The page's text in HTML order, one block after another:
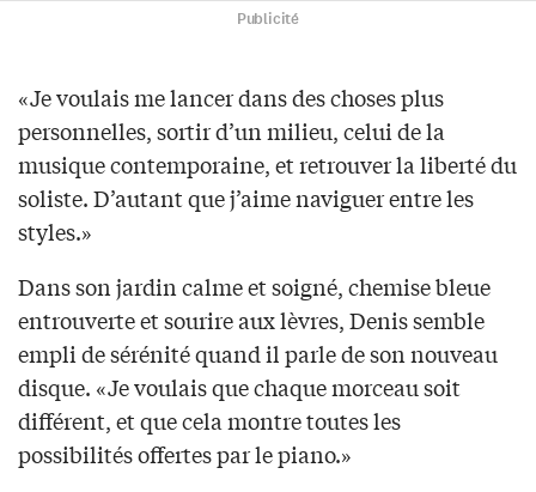
Publicité
«Je voulais me lancer dans des choses plus
personnelles, sortir d’un milieu, celui de la
musique contemporaine, et retrouver la liberté du
soliste. D’autant que j’aime naviguer entre les
styles.»
Dans son jardin calme et soigné, chemise bleue
entrouverte et sourire aux lèvres, Denis semble
empli de sérénité quand il parle de son nouveau
disque. «Je voulais que chaque morceau soit
différent, et que cela montre toutes les
possibilités offertes par le piano.»